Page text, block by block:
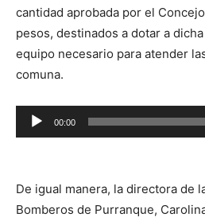
cantidad aprobada por el
pesos, destinados a dotar a
equipo necesario para atender
comuna.
Reproductor
de
00:00
De igual manera, la directora de
Bomberos de Purranque,